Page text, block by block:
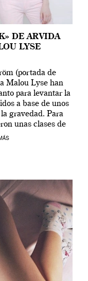
DE ARVIDA
LYSE
(portada de
Malou Lyse han
para levantar la
a base de unos
gravedad. Para
unas clases de